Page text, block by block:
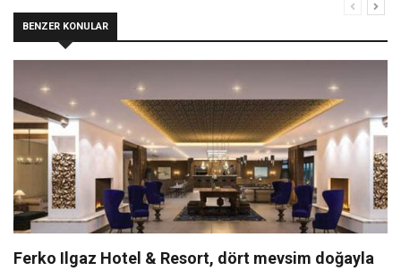
BENZER KONULAR
Ferko Ilgaz Hotel & Resort, dört mevsim doğayla